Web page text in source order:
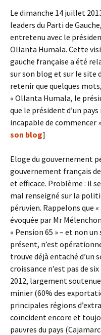
Le dimanche 14 juillet
leaders du Parti de
entretenu avec le
Ollanta Humala. Cette
gauche française a été
sur son blog et sur le site
retenir que quelques
« Ollanta Humala, le
que le président d’un
incapable de commencer
son blog]
Eloge du gouvernement
gouvernement français
et efficace. Problème : il
mal renseigné sur la
péruvien. Rappelons que
évoquée par Mr
« Pension 65 » – et non
présent, n’est
trouve déjà entaché d’un
croissance n’est pas de
2012, largement
minier (60% des
principales régions
coïncident encore et
pauvres du pays